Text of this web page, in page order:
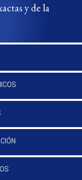
y de la